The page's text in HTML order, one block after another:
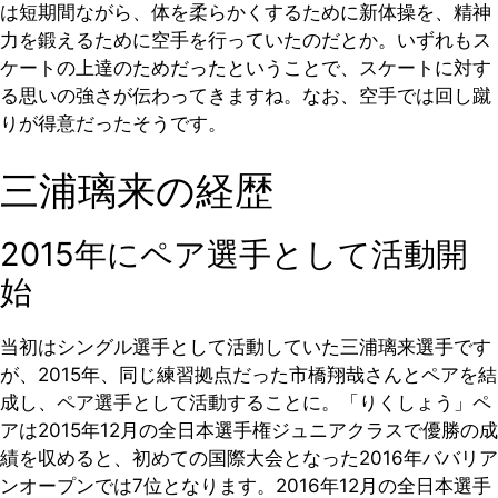
は短期間ながら、体を柔らかくするために新体操を、精神
力を鍛えるために空手を行っていたのだとか。いずれもス
ケートの上達のためだったということで、スケートに対す
る思いの強さが伝わってきますね。なお、空手では回し蹴
りが得意だったそうです。
三浦璃来の経歴
2015年にペア選手として活動開
始
当初はシングル選手として活動していた三浦璃来選手です
が、2015年、同じ練習拠点だった市橋翔哉さんとペアを結
成し、ペア選手として活動することに。「りくしょう」ペ
アは2015年12月の全日本選手権ジュニアクラスで優勝の成
績を収めると、初めての国際大会となった2016年ババリア
ンオープンでは7位となります。2016年12月の全日本選手